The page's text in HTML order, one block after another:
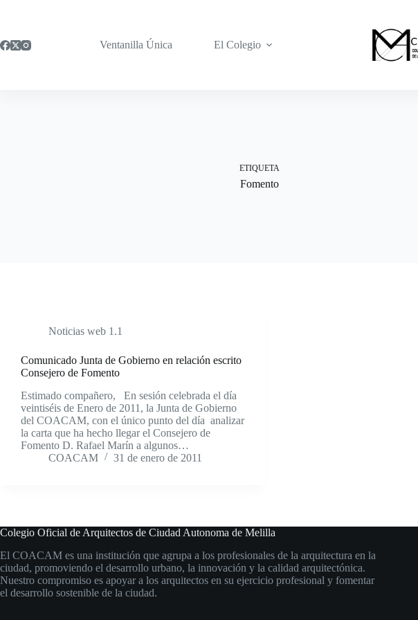
Ventanilla Única
El Colegio
ETIQUETA
Fomento
Noticias web 1.1
Comunicado Junta de Gobierno en relación escrito
Consejero de Fomento
Estimado compañero, En sesión celebrada el día
veintiséis de Enero de 2011, la Junta de Gobierno
del COACAM, con el único punto del día analizar
la carta que ha hecho llegar el Consejero de
Fomento D. Rafael Marín a algunos…
COACAM
31 de enero de 2011
Colegio Oficial de Arquitectos de Ciudad Autonoma de Melilla
El COACAM es una institución que agrupa a los profesionales de la arquitectura en la
ciudad, promoviendo el desarrollo urbano, la innovación y la calidad arquitectónica.
Nuestro compromiso es apoyar a los arquitectos en su ejercicio profesional y fomentar
el desarrollo sostenible de la ciudad.